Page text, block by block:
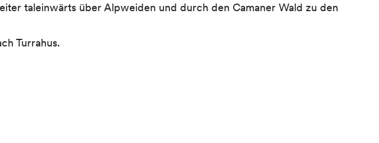
taleinwärts über Alpweiden und durch den Camaner Wald zu den
Turrahus.